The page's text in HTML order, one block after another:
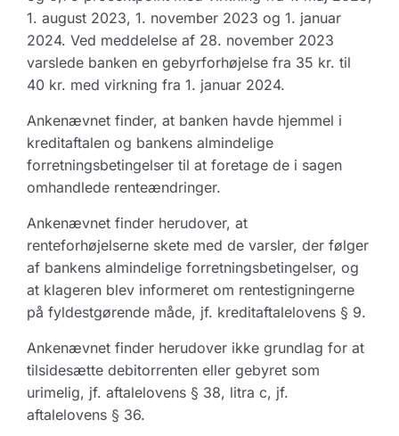
1. august 2023, 1. november 2023 og 1. januar
2024. Ved meddelelse af 28. november 2023
varslede banken en gebyrforhøjelse fra 35 kr. til
40 kr. med virkning fra 1. januar 2024.
Ankenævnet finder, at banken havde hjemmel i
kreditaftalen og bankens almindelige
forretningsbetingelser til at foretage de i sagen
omhandlede renteændringer.
Ankenævnet finder herudover, at
renteforhøjelserne skete med de varsler, der følger
af bankens almindelige forretningsbetingelser, og
at klageren blev informeret om rentestigningerne
på fyldestgørende måde, jf. kreditaftalelovens § 9.
Ankenævnet finder herudover ikke grundlag for at
tilsidesætte debitorrenten eller gebyret som
urimelig, jf. aftalelovens § 38, litra c, jf.
aftalelovens § 36.